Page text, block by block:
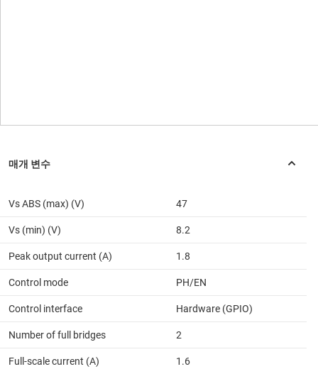
Vs ABS (max) (V) 47
Vs (min) (V) 8.2
Peak output current (A) 1.8
Control mode PH/EN
Control interface Hardware (GPIO)
Number of full bridges 2
Full-scale current (A) 1.6